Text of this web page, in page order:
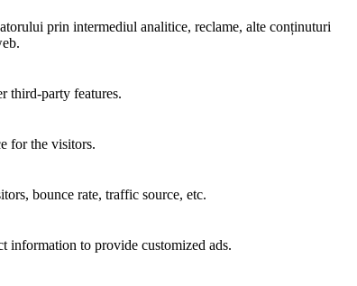
prin intermediul analitice, reclame, alte conținuturi
third-party features.
for the visitors.
bounce rate, traffic source, etc.
information to provide customized ads.